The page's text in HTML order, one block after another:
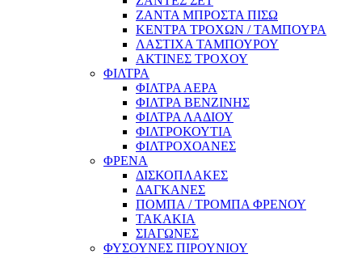
ΖΑΝΤΑ ΜΠΡΟΣΤΑ ΠΙΣΩ
ΚΕΝΤΡΑ ΤΡΟΧΩΝ / ΤΑΜΠΟΥΡΑ
ΛΑΣΤΙΧΑ ΤΑΜΠΟΥΡΟΥ
ΑΚΤΙΝΕΣ ΤΡΟΧΟΥ
ΦΙΛΤΡΑ
ΦΙΛΤΡΑ ΑΕΡΑ
ΦΙΛΤΡΑ ΒΕΝΖΙΝΗΣ
ΦΙΛΤΡΑ ΛΑΔΙΟΥ
ΦΙΛΤΡΟΚΟΥΤΙΑ
ΦΙΛΤΡΟΧΟΑΝΕΣ
ΦΡΕΝΑ
ΔΙΣΚΟΠΛΑΚΕΣ
ΔΑΓΚΑΝΕΣ
ΠΟΜΠΑ / ΤΡΟΜΠΑ ΦΡΕΝΟΥ
ΤΑΚΑΚΙΑ
ΣΙΑΓΩΝΕΣ
ΦΥΣΟΥΝΕΣ ΠΙΡΟΥΝΙΟΥ